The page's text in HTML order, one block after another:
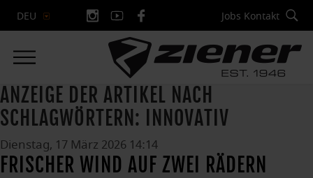
DEU Jobs Kontakt
ANZEIGE DER ARTIKEL NACH
SCHLAGWÖRTERN: INNOVATIV
Dienstag, 17 März 2026 14:14
FRISCHER WIND AUF ZWEI RÄDERN